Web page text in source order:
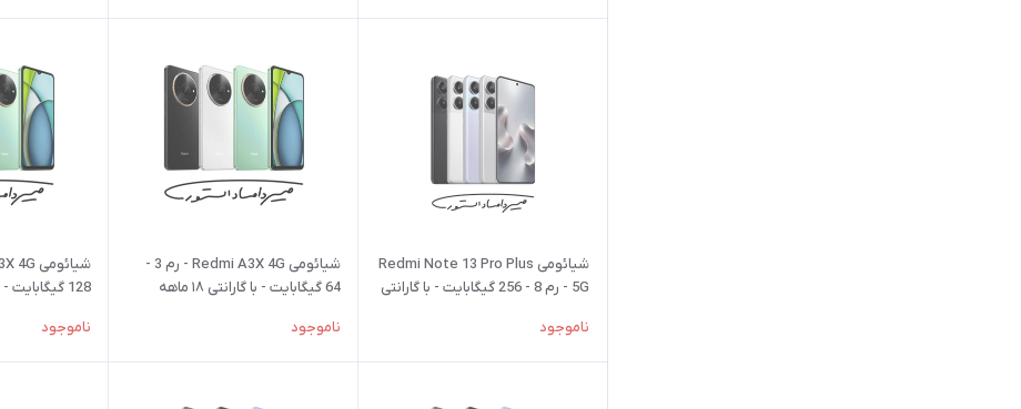
شیائومی Redmi Note 13 Pro Plus
5G - رم 8 - 256 گیگابایت - با گارانتی
ناموجود
شیائومی Redmi A3X 4G - رم 3 -
64 گیگابایت - با گارانتی ۱۸ ماهه
ناموجود
ناموجود